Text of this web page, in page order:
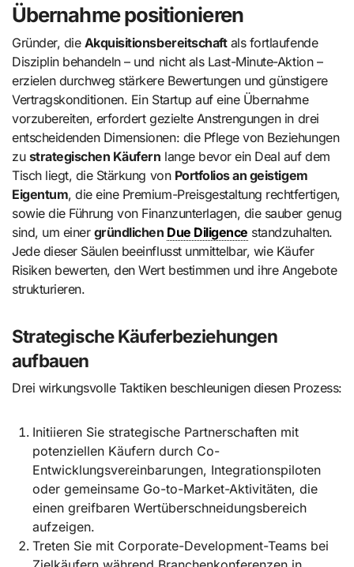
Übernahme positionieren
Gründer, die Akquisitionsbereitschaftals fortlaufende
Disziplin behandeln – und nicht als Last-Minute-Aktion –
erzielen durchweg stärkere Bewertungen und günstigere
Vertragskonditionen. Ein Startup auf eine Übernahme
vorzubereiten, erfordert gezielte Anstrengungen in drei
entscheidenden Dimensionen: die Pflege von Beziehungen
zu strategischen Käufern lange bevor ein Deal auf dem
Tisch liegt, die Stärkung von Portfolios an geistigem
Eigentum, die eine Premium-Preisgestaltung rechtfertigen,
sowie die Führung von Finanzunterlagen, die sauber genug
sind, um einer gründlichen Due Diligence standzuhalten.
Jede dieser Säulen beeinflusst unmittelbar, wie Käufer
Risiken bewerten, den Wert bestimmen und ihre Angebote
strukturieren.
Strategische Käuferbeziehungen
aufbauen
Drei wirkungsvolle Taktiken beschleunigen diesen Prozess:
Initiieren Sie strategische Partnerschaften mit
potenziellen Käufern durch Co-
Entwicklungsvereinbarungen, Integrationspiloten
oder gemeinsame Go-to-Market-Aktivitäten, die
einen greifbaren Wertüberschneidungsbereich
aufzeigen.
Treten Sie mit Corporate-Development-Teams bei